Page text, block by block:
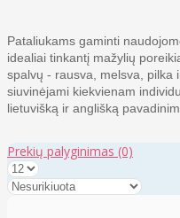
Pataliukams gaminti
idealiai tinkantį mažylių
spalvų - rausva, melsva, pilka
siuvinėjami kiekvienam
lietuvišką ir anglišką
Prekių palyginimas (0)